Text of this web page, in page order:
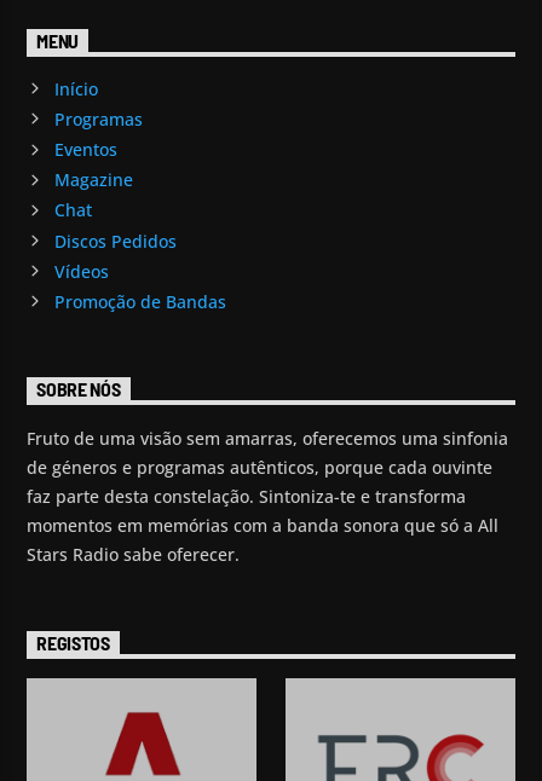
MENU
Início
Programas
Eventos
Magazine
Chat
Discos Pedidos
Vídeos
Promoção de Bandas
SOBRE NÓS
Fruto de uma visão sem amarras, oferecemos uma sinfonia
de géneros e programas autênticos, porque cada ouvinte
faz parte desta constelação. Sintoniza-te e transforma
momentos em memórias com a banda sonora que só a All
Stars Radio sabe oferecer.
REGISTOS